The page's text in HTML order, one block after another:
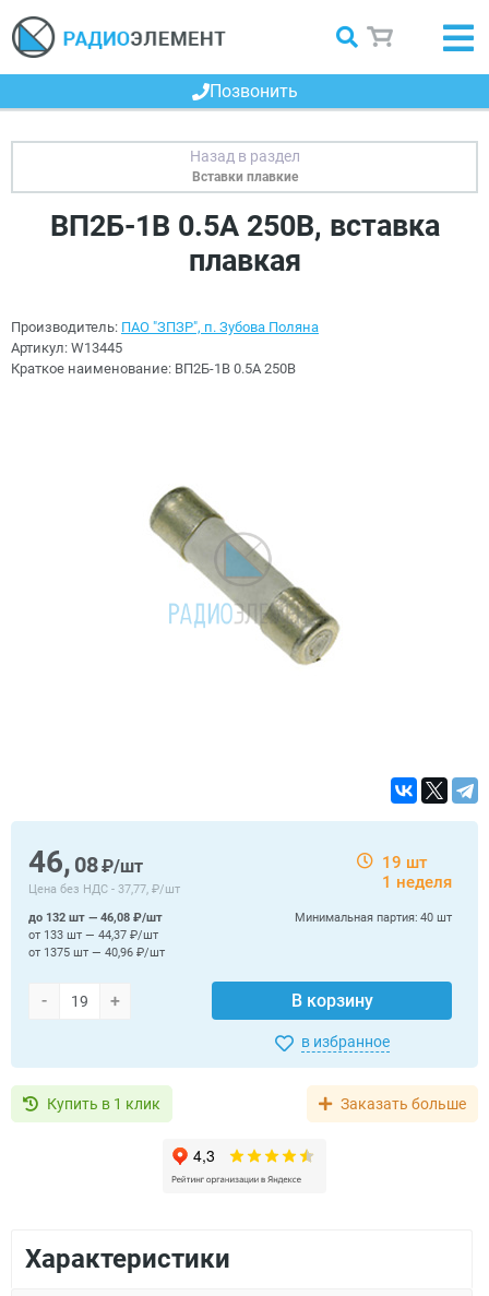
Позвонить
Вставки плавкие
ВП2Б-1В 0.5А 250В, вставка
плавкая
Производитель: ПАО "ЗПЗР", п. Зубова Поляна
Артикул: W13445
Краткое наименование: ВП2Б-1В 0.5А 250В
46, 08₽/шт
Цена без НДС - 37,77, ₽/шт
19 шт
1 неделя
- + В корзину
Минимальная партия: 40 шт
до 132 шт — 46,08 ₽/шт
от 133 шт — 44,37 ₽/шт
от 1375 шт — 40,96 ₽/шт
в избранное
Купить в 1 клик Заказать больше
Характеристики